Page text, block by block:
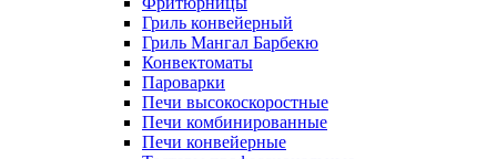
Гриль конвейерный
Гриль Мангал Барбекю
Конвектоматы
Пароварки
Печи высокоскоростные
Печи комбинированные
Печи конвейерные